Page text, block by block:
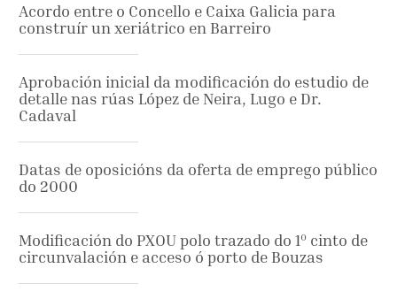
Acordo entre o Concello e Caixa Galicia para
construír un xeriátrico en Barreiro
Aprobación inicial da modificación do estudio de
detalle nas rúas López de Neira, Lugo e Dr.
Cadaval
Datas de oposicións da oferta de emprego público
do 2000
Modificación do PXOU polo trazado do 1º cinto de
circunvalación e acceso ó porto de Bouzas